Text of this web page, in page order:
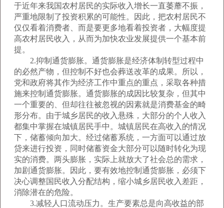
于近年来我国农村居民的实际收入增长一直萎蘼不振，
严重地限制了投资积累的可能性。因此，把农村居民不
仅仅看着消费者、而是要更多地看着投资者，大幅度提
高农村居民收入，从而为加快农业发展提供一个基本前
提。
2.抑制通货膨胀。通货膨胀是经济体制转型过程中
的必然产物，但控制不好也会葬送改革的成果。所以，
党和政府将其作为经济工作中重点的重点，采取各种措
施来控制通货膨胀。通货膨胀的成因比较复杂，但其中
一个重要的、但却往往被忽视的因素就是消费基金的畸
形分布。由于城乡居民的收入悬殊，大部分的个人收入
都集中掌握在城镇居民手中。城镇居民在高收入的情况
下，储蓄倾向加大。经过储蓄系统，一方面可以通过放
贷来进行投资，同时储蓄资金大部分可以随时转化为现
实的消费。两头膨胀，实际上就放大了社会总的需求，
加剧通货膨胀。因此，要有效地控制通货膨胀，必须下
决心调整国民收入分配结构，缩小城乡居民收入差距，
消除潜在的危险。
3.减轻人口流动压力。生产要素总是向高收益的部